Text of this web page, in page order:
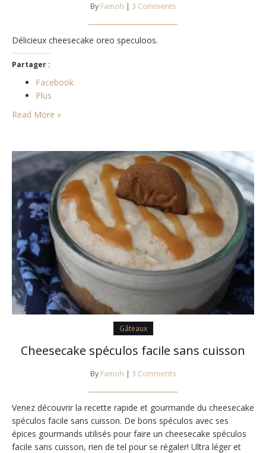
By Famoh | 3 Comments
Délicieux cheesecake oreo speculoos.
Partager :
Facebook
Plus
Read More »
Gâteaux
Cheesecake spéculos facile sans cuisson
By Famoh | 3 Comments
Venez découvrir la recette rapide et gourmande du cheesecake
spéculos facile sans cuisson. De bons spéculos avec ses
épices gourmands utilisés pour faire un cheesecake spéculos
facile sans cuisson, rien de tel pour se régaler! Ultra léger et